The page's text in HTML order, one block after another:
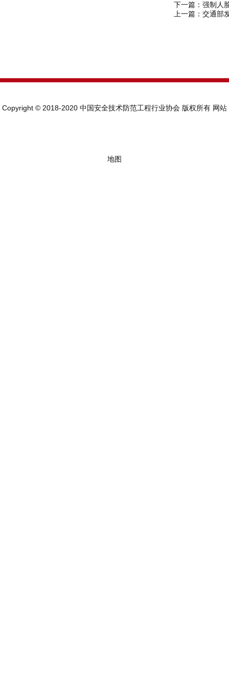
下一篇： 强制人
上一篇： 交通部
Copyright © 2018-2020 中国安全技术防范工程行业协会 版权所有 网站
地图